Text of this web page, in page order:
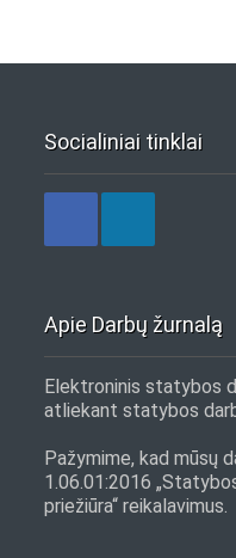
Socialiniai tinklai
Apie Darbų žurnalą
Elektroninis statybos
atliekant statybos
Pažymime, kad mūsų
1.06.01:2016
priežiūra“ reikalavimus.